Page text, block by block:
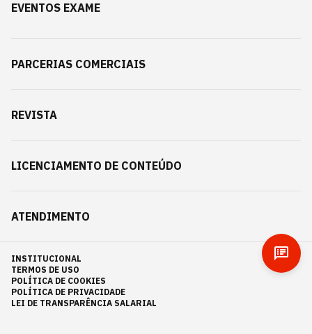
EVENTOS EXAME
PARCERIAS COMERCIAIS
REVISTA
LICENCIAMENTO DE CONTEÚDO
ATENDIMENTO
INSTITUCIONAL
TERMOS DE USO
POLÍTICA DE COOKIES
POLÍTICA DE PRIVACIDADE
LEI DE TRANSPARÊNCIA SALARIAL